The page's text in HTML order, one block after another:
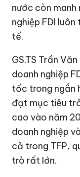
nước còn manh
nghiệp FDI
tế.
GS.TS Trần
doanh nghiệp
tốc trong ngắn
đạt mục tiêu
cao vào năm
doanh nghiệp
cả trong TFP,
trò rất lớn.